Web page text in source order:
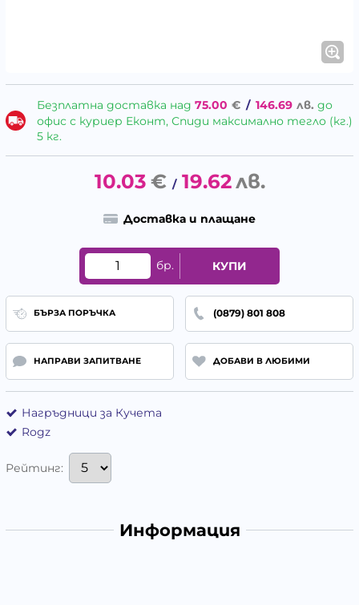
Безплатна доставка над 75.00 € / 146.69 лв. до
офис с куриер Еконт, Спиди максимално тегло (кг.)
5 кг.
10.03 € / 19.62лв.
Доставка и плащане
бр. КУПИ
БЪРЗА ПОРЪЧКА (0879) 801 808
НАПРАВИ ЗАПИТВАНЕ ДОБАВИ В ЛЮБИМИ
Нагръдници за Кучета
Rogz
Рейтинг:
Информация